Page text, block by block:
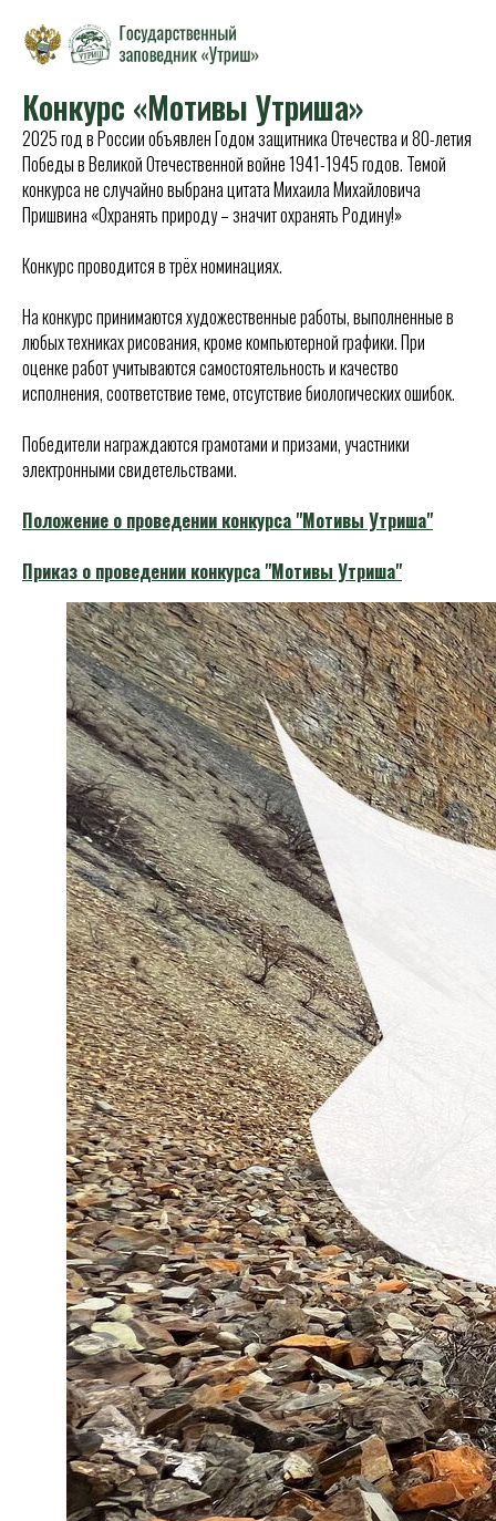
Конкурс «Мотивы Утриша»
2025 год в России объявлен Годом защитника Отечества и 80-летия
Победы в Великой Отечественной войне 1941-1945 годов. Темой
конкурса не случайно выбрана цитата Михаила Михайловича
Пришвина «Охранять природу – значит охранять Родину!»
Конкурс проводится в трёх номинациях.
На конкурс принимаются художественные работы, выполненные в
любых техниках рисования, кроме компьютерной графики. При
оценке работ учитываются самостоятельность и качество
исполнения, соответствие теме, отсутствие биологических ошибок.
Победители награждаются грамотами и призами, участники
электронными свидетельствами.
Положение о проведении конкурса "Мотивы Утриша"
Приказ о проведении конкурса "Мотивы Утриша"